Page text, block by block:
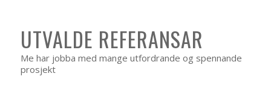
UTVALDE REFERANSAR
Me har jobba med mange utfordrande og spennande
prosjekt